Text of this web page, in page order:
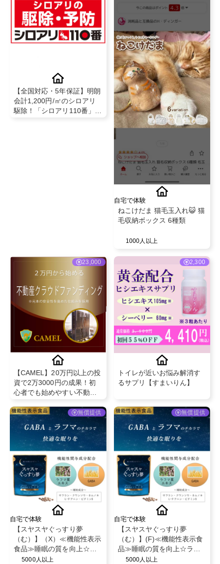
【全国対応・5年保証】明朗
会計1,200円/㎡のシロアリ
駆除！「シロアリ110番」新
自宅で体験
ねこけだま 猫毛玉入れ😺 猫
毛収納ボックス 6種類
1000人以上
23,000
【CAMEL】20万円以上の投
資で2万3000円の成果！初
心者でも始めやすい不動産
2,300
トイレが近いお悩み解消す
るサプリ【すまいりん】
無償提供
自宅で体験
【スヤスヤぐっすり夢
（む）】（X）≪機能性表示
食品≫睡眠の質を向上☆ラ
フマ＆GABA配合
5000人以上
無償提供
自宅で体験
【スヤスヤぐっすり夢
（む）】(F)≪機能性表示食
品≫睡眠の質を向上☆ラフ
マ＆GABA配合
5000人以上